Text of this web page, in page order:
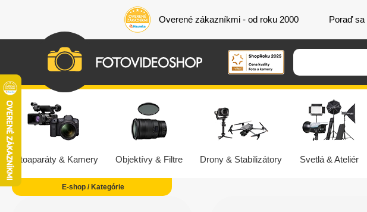
Overené zákazníkmi - od roku 2000 Poraď sa
Fotoaparáty & Kamery Objektívy & Filtre Drony & Stabilizátory Svetlá & Ateliér
E-shop / Kategórie